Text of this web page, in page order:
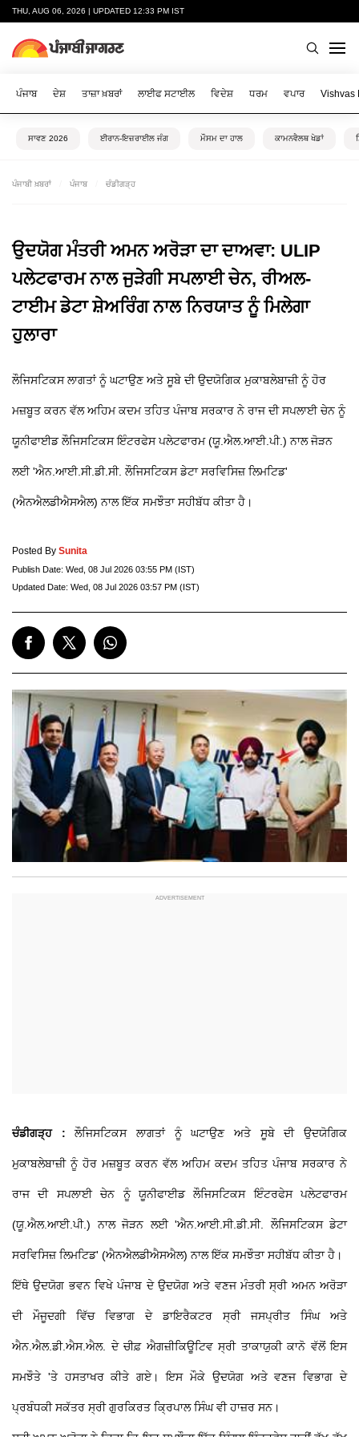
THU, AUG 06, 2026 | UPDATED 12:33 PM IST
ਪੰਜਾਬ ਦੇਸ਼ ਤਾਜ਼ਾ ਖ਼ਬਰਾਂ ਲਾਈਫ ਸਟਾਈਲ ਵਿਦੇਸ਼ ਧਰਮ ਵਪਾਰ Vishvas
ਸਾਵਣ 2026 ਈਰਾਨ-ਇਜ਼ਰਾਈਲ ਜੰਗ ਮੌਸਮ ਦਾ ਹਾਲ ਕਾਮਨਵੈਲਥ ਖੇਡਾਂ
ਪੰਜਾਬੀ ਖ਼ਬਰਾਂ ਪੰਜਾਬ ਚੰਡੀਗੜ੍ਹ
ਉਦਯੋਗ ਮੰਤਰੀ ਅਮਨ ਅਰੋੜਾ ਦਾ ਦਾਅਵਾ: ULIP
ਪਲੇਟਫਾਰਮ ਨਾਲ ਜੁੜੇਗੀ ਸਪਲਾਈ ਚੇਨ, ਰੀਅਲ-
ਟਾਈਮ ਡੇਟਾ ਸ਼ੇਅਰਿੰਗ ਨਾਲ ਨਿਰਯਾਤ ਨੂੰ ਮਿਲੇਗਾ
ਹੁਲਾਰਾ
ਲੌਜਿਸਟਿਕਸ ਲਾਗਤਾਂ ਨੂੰ ਘਟਾਉਣ ਅਤੇ ਸੂਬੇ ਦੀ ਉਦਯੋਗਿਕ ਮੁਕਾਬਲੇਬਾਜ਼ੀ ਨੂੰ ਹੋਰ
ਮਜ਼ਬੂਤ ਕਰਨ ਵੱਲ ਅਹਿਮ ਕਦਮ ਤਹਿਤ ਪੰਜਾਬ ਸਰਕਾਰ ਨੇ ਰਾਜ ਦੀ ਸਪਲਾਈ ਚੇਨ ਨੂੰ
ਯੂਨੀਫਾਈਡ ਲੌਜਿਸਟਿਕਸ ਇੰਟਰਫੇਸ ਪਲੇਟਫਾਰਮ (ਯੂ.ਐਲ.ਆਈ.ਪੀ.) ਨਾਲ ਜੋੜਨ
ਲਈ 'ਐਨ.ਆਈ.ਸੀ.ਡੀ.ਸੀ. ਲੌਜਿਸਟਿਕਸ ਡੇਟਾ ਸਰਵਿਸਿਜ਼ ਲਿਮਟਿਡ'
(ਐਨਐਲਡੀਐਸਐਲ) ਨਾਲ ਇੱਕ ਸਮਝੌਤਾ ਸਹੀਬੱਧ ਕੀਤਾ ਹੈ।
Posted By Sunita
Publish Date: Wed, 08 Jul 2026 03:55 PM (IST)
Updated Date: Wed, 08 Jul 2026 03:57 PM (IST)
ਚੰਡੀਗੜ੍ਹ :ਲੌਜਿਸਟਿਕਸ ਲਾਗਤਾਂ ਨੂੰ ਘਟਾਉਣ ਅਤੇ ਸੂਬੇ ਦੀ ਉਦਯੋਗਿਕ
ਮੁਕਾਬਲੇਬਾਜ਼ੀ ਨੂੰ ਹੋਰ ਮਜ਼ਬੂਤ ਕਰਨ ਵੱਲ ਅਹਿਮ ਕਦਮ ਤਹਿਤ ਪੰਜਾਬ ਸਰਕਾਰ ਨੇ
ਰਾਜ ਦੀ ਸਪਲਾਈ ਚੇਨ ਨੂੰ ਯੂਨੀਫਾਈਡ ਲੌਜਿਸਟਿਕਸ ਇੰਟਰਫੇਸ ਪਲੇਟਫਾਰਮ
(ਯੂ.ਐਲ.ਆਈ.ਪੀ.) ਨਾਲ ਜੋੜਨ ਲਈ 'ਐਨ.ਆਈ.ਸੀ.ਡੀ.ਸੀ. ਲੌਜਿਸਟਿਕਸ ਡੇਟਾ
ਸਰਵਿਸਿਜ਼ ਲਿਮਟਿਡ' (ਐਨਐਲਡੀਐਸਐਲ) ਨਾਲ ਇੱਕ ਸਮਝੌਤਾ ਸਹੀਬੱਧ ਕੀਤਾ ਹੈ।
ਇੱਥੇ ਉਦਯੋਗ ਭਵਨ ਵਿਖੇ ਪੰਜਾਬ ਦੇ ਉਦਯੋਗ ਅਤੇ ਵਣਜ ਮੰਤਰੀ ਸ੍ਰੀ ਅਮਨ ਅਰੋੜਾ
ਦੀ ਮੌਜੂਦਗੀ ਵਿੱਚ ਵਿਭਾਗ ਦੇ ਡਾਇਰੈਕਟਰ ਸ੍ਰੀ ਜਸਪ੍ਰੀਤ ਸਿੰਘ ਅਤੇ
ਐਨ.ਐਲ.ਡੀ.ਐਸ.ਐਲ. ਦੇ ਚੀਫ਼ ਐਗਜ਼ੀਕਿਊਟਿਵ ਸ੍ਰੀ ਤਾਕਾਯੁਕੀ ਕਾਨੋ ਵੱਲੋਂ ਇਸ
ਸਮਝੌਤੇ 'ਤੇ ਹਸਤਾਖਰ ਕੀਤੇ ਗਏ। ਇਸ ਮੌਕੇ ਉਦਯੋਗ ਅਤੇ ਵਣਜ ਵਿਭਾਗ ਦੇ
ਪ੍ਰਬੰਧਕੀ ਸਕੱਤਰ ਸ੍ਰੀ ਗੁਰਕਿਰਤ ਕ੍ਰਿਪਾਲ ਸਿੰਘ ਵੀ ਹਾਜ਼ਰ ਸਨ।